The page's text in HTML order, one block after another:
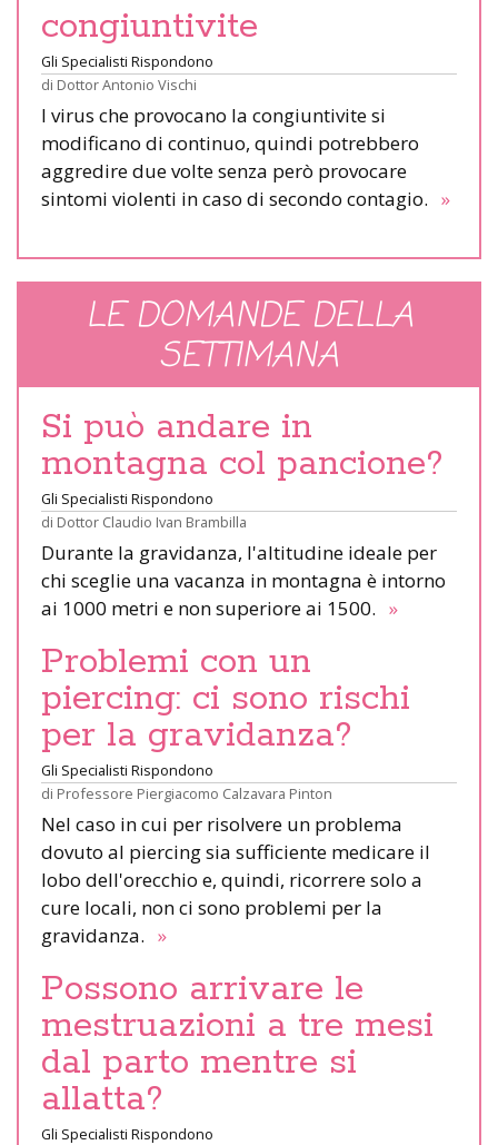
congiuntivite
Gli Specialisti Rispondono
di Dottor Antonio Vischi
I virus che provocano la congiuntivite si
modificano di continuo, quindi potrebbero
aggredire due volte senza però provocare
sintomi violenti in caso di secondo contagio. »
LE DOMANDE DELLA
SETTIMANA
Si può andare in
montagna col pancione?
Gli Specialisti Rispondono
di Dottor Claudio Ivan Brambilla
Durante la gravidanza, l'altitudine ideale per
chi sceglie una vacanza in montagna è intorno
ai 1000 metri e non superiore ai 1500. »
Problemi con un
piercing: ci sono rischi
per la gravidanza?
Gli Specialisti Rispondono
di Professore Piergiacomo Calzavara Pinton
Nel caso in cui per risolvere un problema
dovuto al piercing sia sufficiente medicare il
lobo dell'orecchio e, quindi, ricorrere solo a
cure locali, non ci sono problemi per la
gravidanza. »
Possono arrivare le
mestruazioni a tre mesi
dal parto mentre si
allatta?
Gli Specialisti Rispondono